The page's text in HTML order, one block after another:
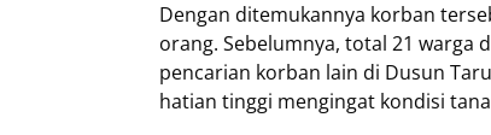
Dengan ditemukannya korban
orang. Sebelumnya, total 21 warga
pencarian korban lain di Dusun
hatian tinggi mengingat kondisi